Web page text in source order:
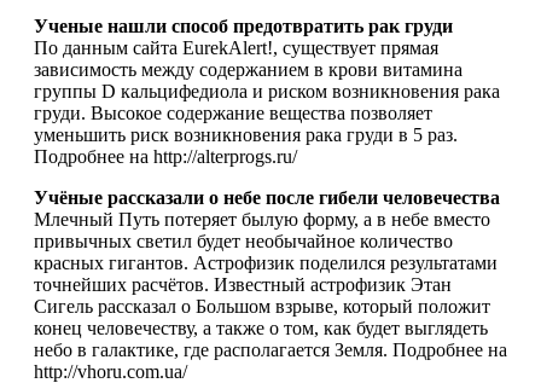
Ученые нашли способ предотвратить рак груди
По данным сайта EurekAlert!, существует прямая
зависимость между содержанием в крови витамина
группы D кальцифедиола и риском возникновения рака
груди. Высокое содержание вещества позволяет
уменьшить риск возникновения рака груди в 5 раз.
Подробнее на http://alterprogs.ru/
Учёные рассказали о небе после гибели человечества
Млечный Путь потеряет былую форму, а в небе вместо
привычных светил будет необычайное количество
красных гигантов. Астрофизик поделился результатами
точнейших расчётов. Известный астрофизик Этан
Сигель рассказал о Большом взрыве, который положит
конец человечеству, а также о том, как будет выглядеть
небо в галактике, где располагается Земля. Подробнее на
http://vhoru.com.ua/